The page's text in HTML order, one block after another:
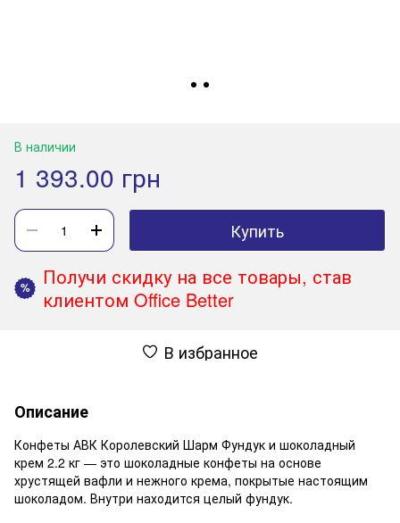
В наличии
1 393.00 грн
Купить
%
Получи скидку на все товары, став
клиентом Office Better
В избранное
Описание
Конфеты АВК Королевский Шарм Фундук и шоколадный
крем 2.2 кг — это шоколадные конфеты на основе
хрустящей вафли и нежного крема, покрытые настоящим
шоколадом. Внутри находится целый фундук.